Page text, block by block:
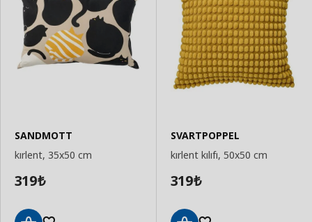
SANDMOTT
kırlent, 35x50 cm
319₺
SVARTPOPPEL
kırlent kılıfı, 50x50 cm
319₺